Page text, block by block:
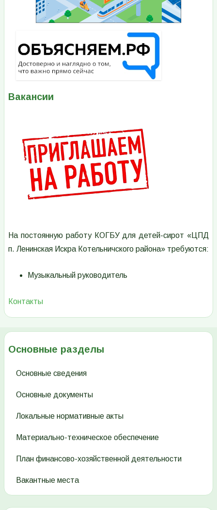
Вакансии
На постоянную работу КОГБУ для детей-сирот «ЦПД
п. Ленинская Искра Котельничского района» требуются:
Музыкальный руководитель
Контакты
Основные разделы
Основные сведения
Основные документы
Локальные нормативные акты
Материально-техническое обеспечение
План финансово-хозяйственной деятельности
Вакантные места